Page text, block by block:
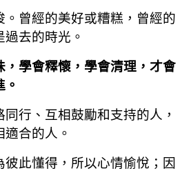
。曾經的美好或糟糕，曾經的
去的時光。
，學會釋懷，學會清理，才會
行、互相鼓勵和支持的人，
合的人。
此懂得，所以心情愉悅；因